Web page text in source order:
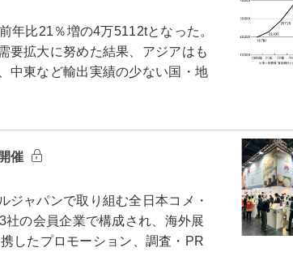
比21％増の4万5112tとなった。
要拡大に努めた結果、アジアはも
中東など輸出実績の少ない国・地
催
ャパンで取り組む全日本コメ・
の会員企業で構成され、海外展
したプロモーション、調査・PR